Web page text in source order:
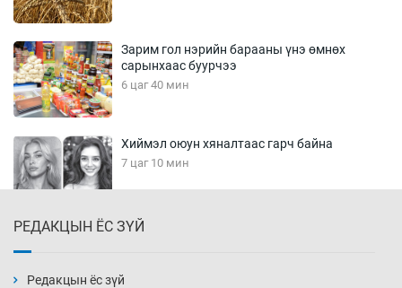
Зарим гол нэрийн барааны үнэ өмнөх
сарынхаас буурчээ
6 цаг 40 мин
Хиймэл оюун хяналтаас гарч байна
7 цаг 10 мин
7 цаг 40 мин
РЕДАКЦЫН ЁС ЗҮЙ
Редакцын ёс зүй